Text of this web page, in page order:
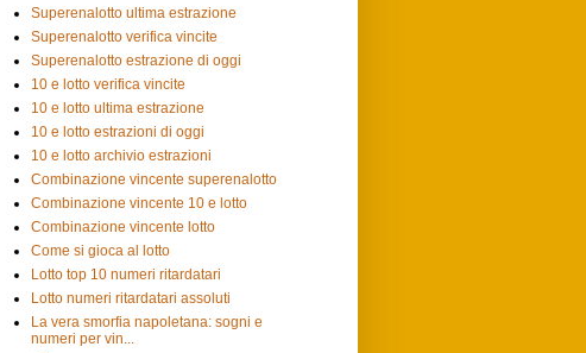
Superenalotto ultima estrazione
Superenalotto verifica vincite
Superenalotto estrazione di oggi
10 e lotto verifica vincite
10 e lotto ultima estrazione
10 e lotto estrazioni di oggi
10 e lotto archivio estrazioni
Combinazione vincente superenalotto
Combinazione vincente 10 e lotto
Combinazione vincente lotto
Come si gioca al lotto
Lotto top 10 numeri ritardatari
Lotto numeri ritardatari assoluti
La vera smorfia napoletana: sogni e
numeri per vin...